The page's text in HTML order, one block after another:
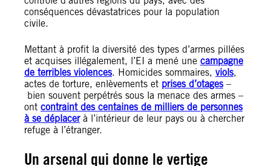
conséquences dévastatrices pour la population
civile.
Mettant à profit la diversité des types d’armes pillées
et acquises illégalement, l’EI a mené une campagne
de terribles violences. Homicides sommaires, viols,
actes de torture, enlèvements et prises d’otages–
bien souvent perpétrés sous la menace des armes –
ont contraint des centaines de milliers de personnes
à se déplacerà l’intérieur de leur pays ou à chercher
refuge à l’étranger.
Un arsenal qui donne le vertige